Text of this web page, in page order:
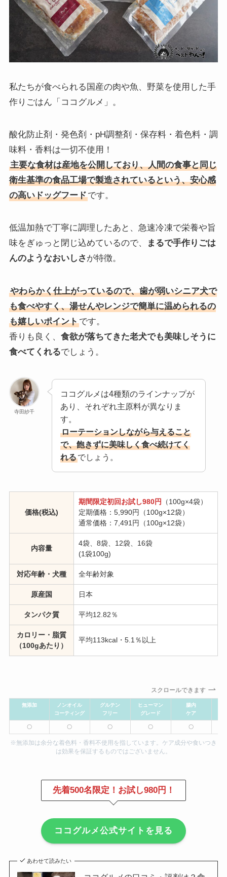
私たちが食べられる国産の肉や魚、野菜を使用した手
作りごはん「ココグルメ」。
酸化防止剤・発色剤・pH調整剤・保存料・着色料・調
味料・香料は一切不使用！
主要な食材は産地を公開しており、人間の食事と同じ
衛生基準の食品工場で製造されているという、安心感
の高いドッグフードです。
低温加熱で丁寧に調理したあと、急速冷凍で栄養や旨
味をぎゅっと閉じ込めているので、
まるで手作りごは
んのようなおいしさ が特徴。
やわらかく仕上がっているので、歯が弱いシニア犬で
も食べやすく、湯せんやレンジで簡単に温められるの
も嬉しいポイントです。
香りも良く、 食欲が落ちてきた老犬でも美味しそうに
食べてくれるでしょう。
寺田紗千
ココグルメは4種類のラインナップが
あり、それぞれ主原料が異なりま
す。
ローテーションしながら与えること
で、飽きずに美味しく食べ続けてく
れるでしょう。
価格(税込)
期間限定初回お試し980円
（100g×4袋）
定期価格：5,990円（100g×12袋）
通常価格：7,491円（100g×12袋）
内容量
4袋、8袋、12袋、16袋
(1袋100g)
対応年齢・犬種 全年齢対象
原産国 日本
タンパク質 平均12.82％
カロリー・脂質
（100gあたり）
平均113kcal・5.1％以上
スクロールできます
無添加
ノンオイル
コーティング
グルテン
フリー
ヒューマン
グレード
腸内
ケア
〇 〇 〇 〇 〇
※無添加は余分な着色料・香料不使用を指しています。ケア成分や食いつき
は効果を保証するものではございません。
先着500名限定！お試し980円！
ココグルメ公式サイトを見る
あわせて読みたい